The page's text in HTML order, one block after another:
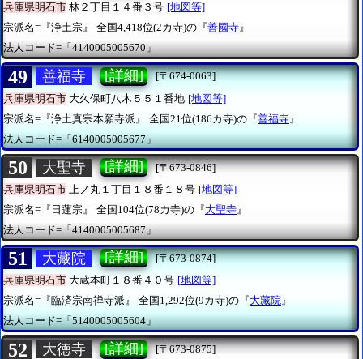
兵庫県明石市 林２丁目１４番３号 [地図等]
宗派名=『浄土宗』
全国4,418位(2カ寺)の『善國寺』
法人コード=「4140005005670」
49 善福寺 [詳細]
[〒674-0063]
兵庫県明石市 大久保町八木５５１番地 [地図等]
宗派名=『浄土真宗本願寺派』
全国21位(186カ寺)の『善福寺 』
法人コード=「6140005005677」
50 大聖寺 [詳細]
[〒673-0846]
兵庫県明石市 上ノ丸１丁目１８番１８号 [地図等]
宗派名=『日蓮宗』
全国104位(78カ寺)の『大聖寺』
法人コード=「4140005005687」
51 大藏院 [詳細]
[〒673-0874]
兵庫県明石市 大蔵本町１８番４０号 [地図等]
宗派名=『臨済宗南禅寺派』
全国1,292位(9カ寺)の『大藏院』
法人コード=「5140005005604」
52 大徳寺 [詳細] [〒673-0875]